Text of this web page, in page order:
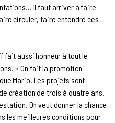
Il faut arriver à faire
circuler, faire entendre ces
fait aussi honneur à tout le
« On fait la promotion
Mario. Les projets sont
création de trois à quatre ans.
On veut donner la chance
les meilleures conditions pour